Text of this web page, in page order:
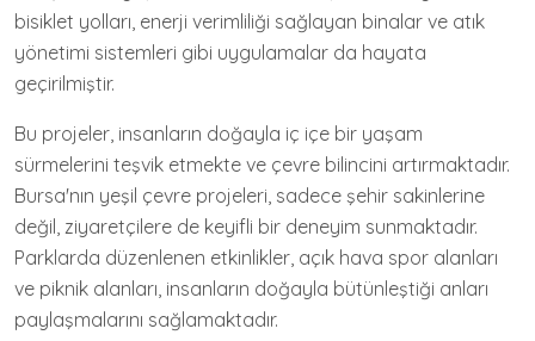
bisiklet yolları, enerji verimliliği sağlayan binalar ve atık
yönetimi sistemleri gibi uygulamalar da hayata
geçirilmiştir.
Bu projeler, insanların doğayla iç içe bir yaşam
sürmelerini teşvik etmekte ve çevre bilincini artırmaktadır.
Bursa'nın yeşil çevre projeleri, sadece şehir sakinlerine
değil, ziyaretçilere de keyifli bir deneyim sunmaktadır.
Parklarda düzenlenen etkinlikler, açık hava spor alanları
ve piknik alanları, insanların doğayla bütünleştiği anları
paylaşmalarını sağlamaktadır.